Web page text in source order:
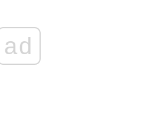
ad